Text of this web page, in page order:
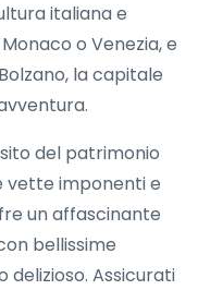
italiana e
o Venezia, e
la capitale
del patrimonio
vette imponenti e
un affascinante
bellissime
Assicurati